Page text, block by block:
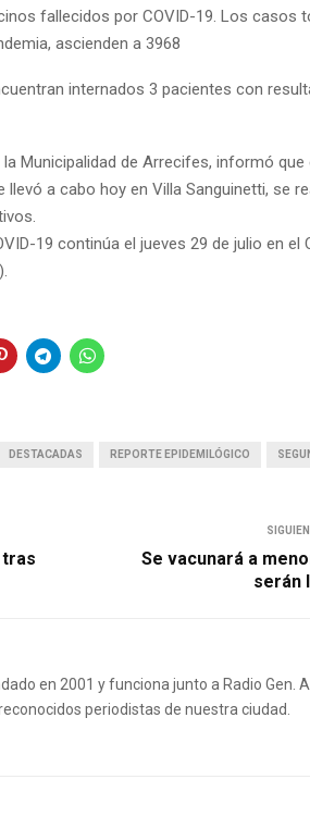
fallecidos por COVID-19. Los casos
ascienden a 3968
internados 3 pacientes con
Municipalidad de Arrecifes, informó que
a cabo hoy en Villa Sanguinetti, se
19 continúa el jueves 29 de julio en el
DESTACADAS REPORTE EPIDEMILÓGICO
Se vacunará a
serán
en 2001 y funciona junto a Radio Gen.
periodistas de nuestra ciudad.